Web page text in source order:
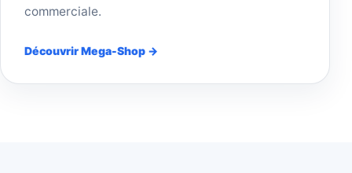
commerciale.
Découvrir Mega-Shop →